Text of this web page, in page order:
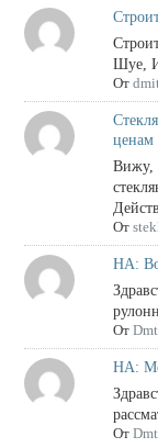
Шуе,
От
ценам
Вижу,
От
НА:
От
НА:
От